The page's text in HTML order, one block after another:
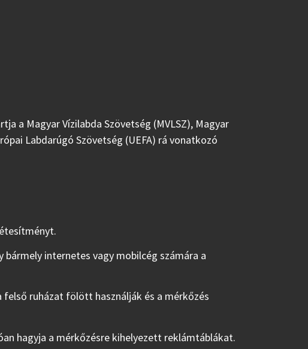
a Magyar Vízilabda Szövetség (MVLSZ), Magyar
Labdarúgó Szövetség (UEFA) rá vonatkozó
internetes vagy mobilcég számára a
ruházat fölött használják és a mérkőzés
hagyja a mérkőzésre kihelyezett reklámtáblákat.